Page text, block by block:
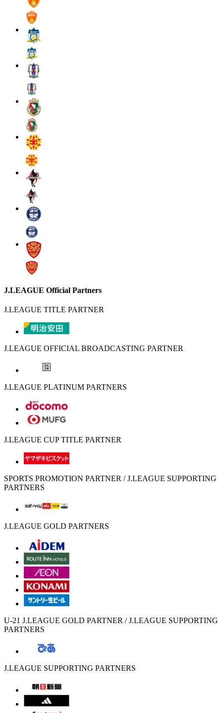
J.LEAGUE Official Partners
J.LEAGUE TITLE PARTNER
J.LEAGUE OFFICIAL BROADCASTING PARTNER
J.LEAGUE PLATINUM PARTNERS
J.LEAGUE CUP TITLE PARTNER
SPORTS PROMOTION PARTNER / J.LEAGUE SUPPORTING
PARTNERS
J.LEAGUE GOLD PARTNERS
U-21 J.LEAGUE GOLD PARTNER / J.LEAGUE SUPPORTING
PARTNERS
J.LEAGUE SUPPORTING PARTNERS